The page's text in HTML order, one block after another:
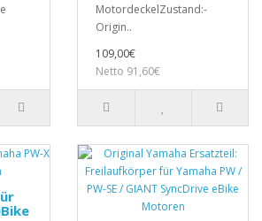
MotordeckelZustand:-
Origin..
109,00€
Netto 91,60€